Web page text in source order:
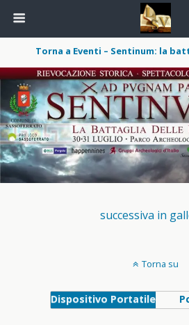
Torna a Eventi – Sentinum: la
successiva in
Torna su
Dispositivo Portatile